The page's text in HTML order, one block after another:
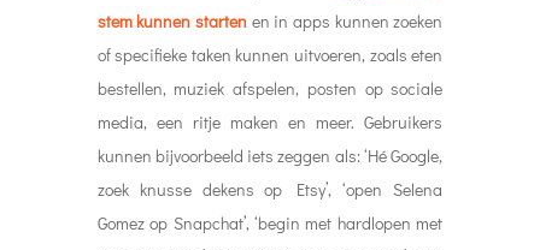
stem kunnen starten en in apps kunnen zoeken
of specifieke taken kunnen uitvoeren, zoals eten
bestellen, muziek afspelen, posten op sociale
media, een ritje maken en meer. Gebruikers
kunnen bijvoorbeeld iets zeggen als: ‘Hé Google,
zoek knusse dekens op Etsy’, ‘open Selena
Gomez op Snapchat’, ‘begin met hardlopen met